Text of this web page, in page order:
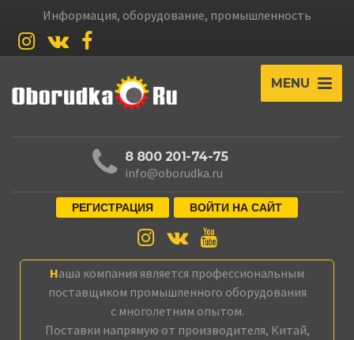
Информация, оборудование, промышленность
MENU
8 800 201-74-75
info@oborudka.ru
РЕГИСТРАЦИЯ ВОЙТИ НА САЙТ
Наша компания является профессиональным
поставщиком промышленного оборудования
с многолетним опытом.
Поставки напрямую от производителя, Китай,